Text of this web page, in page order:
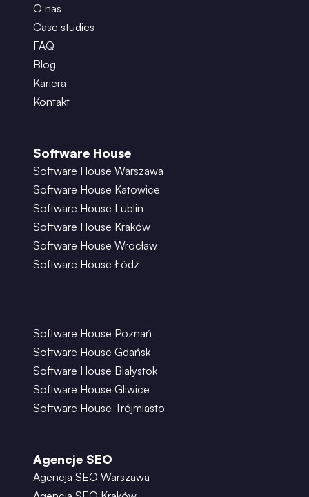
O nas
Case studies
FAQ
Blog
Kariera
Kontakt
Software House
Software House Warszawa
Software House Katowice
Software House Lublin
Software House Kraków
Software House Wrocław
Software House Łódź
Software House Poznań
Software House Gdańsk
Software House Białystok
Software House Gliwice
Software House Trójmiasto
Agencje SEO
Agencja SEO Warszawa